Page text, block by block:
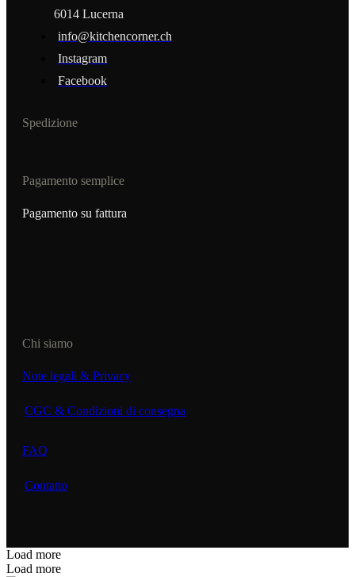
6014 Lucerna
info@kitchencorner.ch
Instagram
Facebook
Spedizione
Pagamento semplice
Pagamento su fattura
Chi siamo
Note legali & Privacy
CGC & Condizioni di consegna
FAQ
Contatto
Load more
Load more